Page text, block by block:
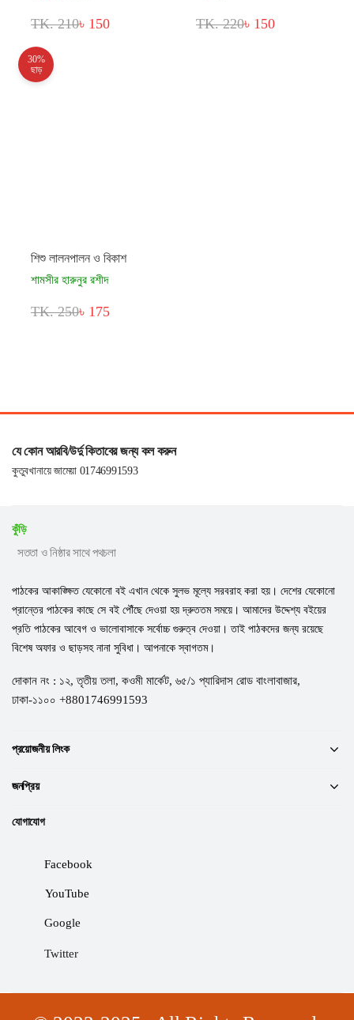
TK. 210৳ 150 TK. 220৳ 150
30%
ছাড়
শিশু লালনপালন ও বিকাশ
শামসীর হারুনুর রশীদ
TK. 250৳ 175
যে কোন আরবি/উর্দু কিতাবের জন্য কল করুন
কুতুবখানায়ে জামেয়া 01746991593
কুঁড়ি
সততা ও নিষ্ঠার সাথে পথচলা
পাঠকের আকাঙ্ক্ষিত যেকোনো বই এখান থেকে সুলভ মূল্যে সরবরাহ করা হয়। দেশের যেকোনো
প্রান্তের পাঠকের কাছে সে বই পৌঁছে দেওয়া হয় দ্রুততম সময়ে। আমাদের উদ্দেশ্য বইয়ের
প্রতি পাঠকের আবেগ ও ভালোবাসাকে সর্বোচ্চ গুরুত্ব দেওয়া। তাই পাঠকদের জন্য রয়েছে
বিশেষ অফার ও ছাড়সহ নানা সুবিধা। আপনাকে স্বাগতম।
দোকান নং : ১২, তৃতীয় তলা, কওমী মার্কেট, ৬৫/১ প্যারিদাস রোড বাংলাবাজার,
ঢাকা-১১০০ +8801746991593
প্রয়োজনীয় লিংক
জনপ্রিয়
যোগাযোগ
Facebook
YouTube
Google
Twitter